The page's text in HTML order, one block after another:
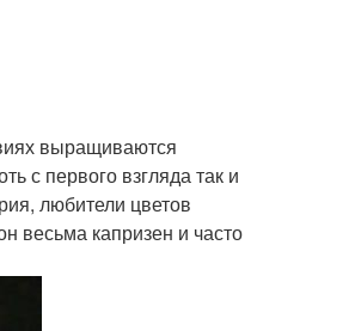
выращиваются
с первого взгляда так и
любители цветов
весьма капризен и часто